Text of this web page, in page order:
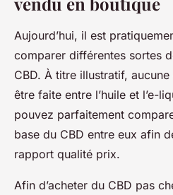
Aujourd’hui, il est
comparer différentes sortes
CBD. À titre illustratif,
être faite entre l’huile et l’e-
pouvez parfaitement
base du CBD entre eux afin
rapport qualité prix.
Afin d’acheter du CBD pas